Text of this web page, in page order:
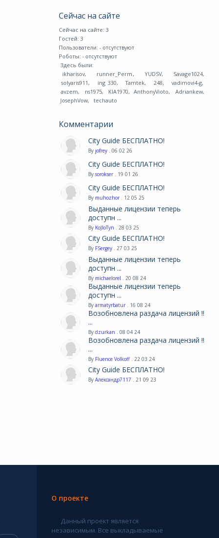
Сейчас на сайте
Сейчас на сайте: 3
Гостей: 3
Пользователи:- отсутствуют
Роботы:- отсутствуют
Здесь были:
ikharisov, runner_Perm, YUDSV, Savage1024,
solyaris911, ing 330, Tamtek, 248, vadimovi4-g,
avzem, ns1975, KIA1970, AnthonyVioto, Adriankew,
JosephVow, techauto
Комментарии
City Guide БЕСПЛАТНО!
By jofrey . 06 02 26
City Guide БЕСПЛАТНО!
Bysorokser . 19 01 26
City Guide БЕСПЛАТНО!
By muhozhor . 12 05 25
Выданные лицензии теперь
доступн ...
By KoJIoTyn . 28 03 25
City Guide БЕСПЛАТНО!
By FSergey . 27 03 25
Выданные лицензии теперь
доступн ...
By michaelorel . 20 08 24
Выданные лицензии теперь
доступн ...
Byarmatyrbatur . 16 08 24
Возобновлена раздача лицензий !!
...
Bydzurkan . 08 04 24
Возобновлена раздача лицензий !!
...
By Fluence Volkoff . 22 03 24
City Guide БЕСПЛАТНО!
ByАлександр7117 . 21 09 23
О проекте
Данный проект является
независимым. Все выкладываемые